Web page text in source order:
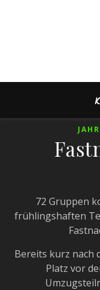
72 Gruppen konnte man am 17. Februar, bei
frühlingshaften
Bereits kurz nach
Platz vor